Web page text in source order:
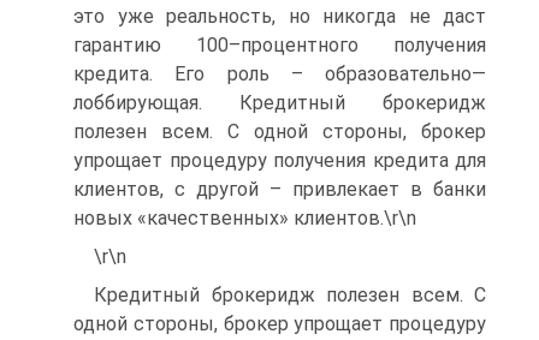
это уже реальность, но никогда не даст
гарантию 100–процентного получения
кредита. Его роль – образовательно—
лоббирующая. Кредитный брокеридж
полезен всем. С одной стороны, брокер
упрощает процедуру получения кредита для
клиентов, с другой – привлекает в банки
новых «качественных» клиентов.\r\n
\r\n
Кредитный брокеридж полезен всем. С
одной стороны, брокер упрощает процедуру